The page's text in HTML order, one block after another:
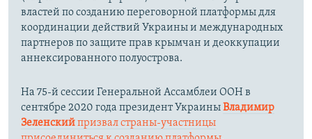
властей по созданию переговорной платформы для
координации действий Украины и международных
партнеров по защите прав крымчан и деоккупации
аннексированного полуострова.
На 75-й сессии Генеральной Ассамблеи ООН в
сентябре 2020 года президент УкраиныВладимир
Зеленскийпризвал страны-участницы